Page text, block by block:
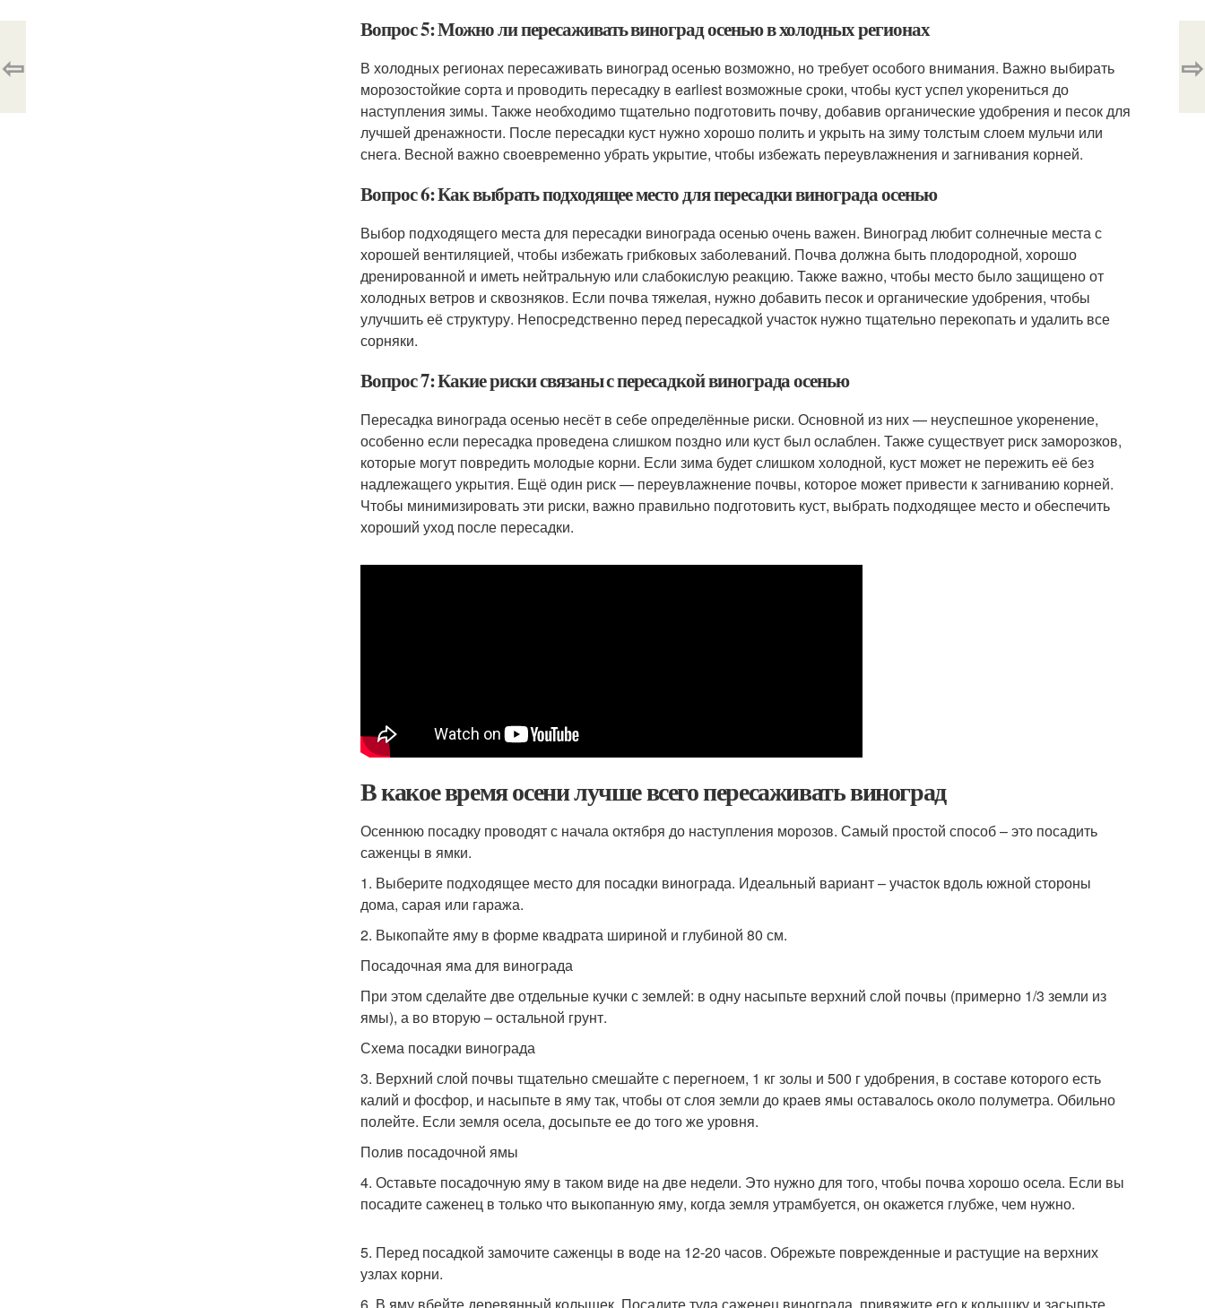
Вопрос 5: Можно ли пересаживать виноград осенью в холодных регионах
В холодных регионах пересаживать виноград осенью возможно, но требует особого внимания. Важно выбирать
морозостойкие сорта и проводить пересадку в earliest возможные сроки, чтобы куст успел укорениться до
наступления зимы. Также необходимо тщательно подготовить почву, добавив органические удобрения и песок для
лучшей дренажности. После пересадки куст нужно хорошо полить и укрыть на зиму толстым слоем мульчи или
снега. Весной важно своевременно убрать укрытие, чтобы избежать переувлажнения и загнивания корней.
Вопрос 6: Как выбрать подходящее место для пересадки винограда осенью
Выбор подходящего места для пересадки винограда осенью очень важен. Виноград любит солнечные места с
хорошей вентиляцией, чтобы избежать грибковых заболеваний. Почва должна быть плодородной, хорошо
дренированной и иметь нейтральную или слабокислую реакцию. Также важно, чтобы место было защищено от
холодных ветров и сквозняков. Если почва тяжелая, нужно добавить песок и органические удобрения, чтобы
улучшить её структуру. Непосредственно перед пересадкой участок нужно тщательно перекопать и удалить все
сорняки.
Вопрос 7: Какие риски связаны с пересадкой винограда осенью
Пересадка винограда осенью несёт в себе определённые риски. Основной из них — неуспешное укоренение,
особенно если пересадка проведена слишком поздно или куст был ослаблен. Также существует риск заморозков,
которые могут повредить молодые корни. Если зима будет слишком холодной, куст может не пережить её без
надлежащего укрытия. Ещё один риск — переувлажнение почвы, которое может привести к загниванию корней.
Чтобы минимизировать эти риски, важно правильно подготовить куст, выбрать подходящее место и обеспечить
хороший уход после пересадки.
В какое время осени лучше всего пересаживать виноград
Осеннюю посадку проводят с начала октября до наступления морозов. Самый простой способ – это посадить
саженцы в ямки.
1. Выберите подходящее место для посадки винограда. Идеальный вариант – участок вдоль южной стороны
дома, сарая или гаража.
2. Выкопайте яму в форме квадрата шириной и глубиной 80 см.
Посадочная яма для винограда
При этом сделайте две отдельные кучки с землей: в одну насыпьте верхний слой почвы (примерно 1/3 земли из
ямы), а во вторую – остальной грунт.
Схема посадки винограда
3. Верхний слой почвы тщательно смешайте с перегноем, 1 кг золы и 500 г удобрения, в составе которого есть
калий и фосфор, и насыпьте в яму так, чтобы от слоя земли до краев ямы оставалось около полуметра. Обильно
полейте. Если земля осела, досыпьте ее до того же уровня.
Полив посадочной ямы
4. Оставьте посадочную яму в таком виде на две недели. Это нужно для того, чтобы почва хорошо осела. Если вы
посадите саженец в только что выкопанную яму, когда земля утрамбуется, он окажется глубже, чем нужно.
5. Перед посадкой замочите саженцы в воде на 12-20 часов. Обрежьте поврежденные и растущие на верхних
узлах корни.
⇦ ⇨